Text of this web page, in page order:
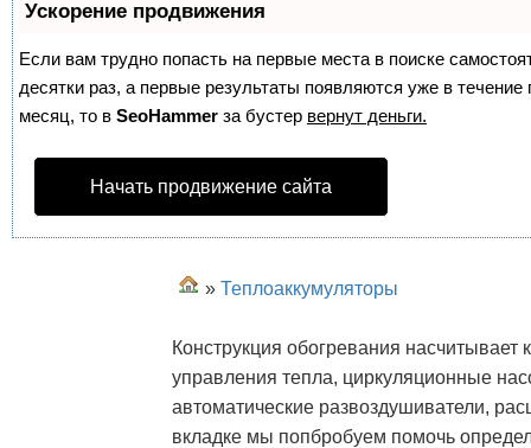
Ускорение продвижения
Если вам трудно попасть на первые места в поиске
десятки раз, а первые результаты появляются уже в
месяц, то в SeoHammer за бустер вернут деньги.
Начать продвижение сайта
» Теплоаккумуляторы
Конструкция обогревания
управления тепла, циркуляционные
автоматические развоздушиватели,
вкладке мы попбробуем помочь